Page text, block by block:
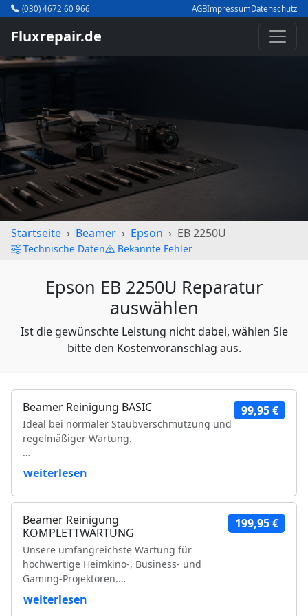
(030) 4672 60 966 AGBImpressumDatenschutz
Fluxrepair.de
Startseite Beamer Epson EB 2250U
Technische Daten Bekannte Fehler
Epson EB 2250U Reparatur
auswählen
Ist die gewünschte Leistung nicht dabei, wählen Sie
bitte den Kostenvoranschlag aus.
Beamer Reinigung BASIC
Ideal bei normaler Staubverschmutzung und
regelmäßiger Wartung.
Leistungsumfang:
Reinigung der Luftfilter und Gehäuseteile
Reinigung der Kühlkörper
Objektivreinigung
Entfernung loser Staubablagerungen im
Geräteinneren
Prüfung der Bildqualität
Funktionsprüfung
weiterlesen
99,95 €
Beamer Reinigung
KOMPLETTWARTUNG
Unsere umfangreichste Wartung für
hochwertige Heimkino-, Business- und
Gaming-Projektoren.
Leistungsumfang:
weiterlesen
199,95 €